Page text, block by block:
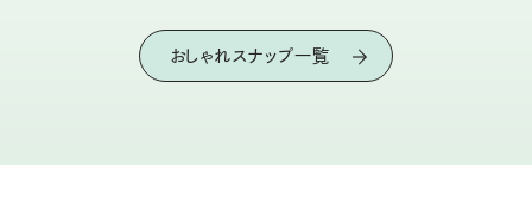
おしゃれスナップ一覧